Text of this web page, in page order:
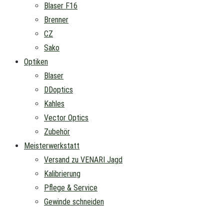
Blaser F16
Brenner
CZ
Sako
Optiken
Blaser
DDoptics
Kahles
Vector Optics
Zubehör
Meisterwerkstatt
Versand zu VENARI Jagd
Kalibrierung
Pflege & Service
Gewinde schneiden